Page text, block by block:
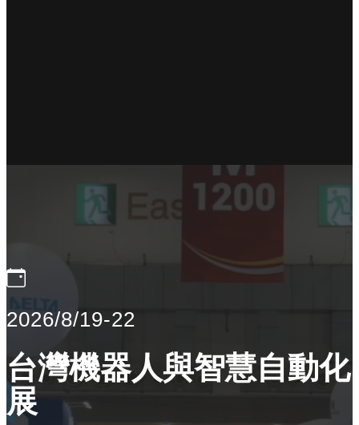
2026/8/19-22
台灣機器人與智慧自動化
展